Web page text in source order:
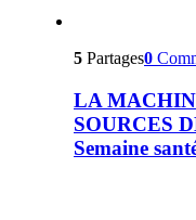
5 Partages0
LA
SOURCES
Semaine